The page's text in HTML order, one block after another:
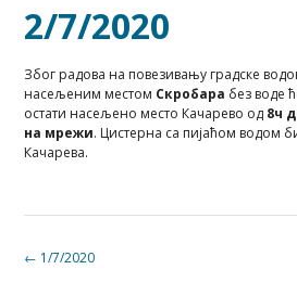
2/7/2020
Због радова на повезивању градске
насељеним местом Скробара без воде
остати насељено место Качарево од 8ч
на мрежи. Цистерна са пијаћом водом
Качарева.
Post
← 1/7/2020